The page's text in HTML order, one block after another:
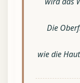
Die
wie die